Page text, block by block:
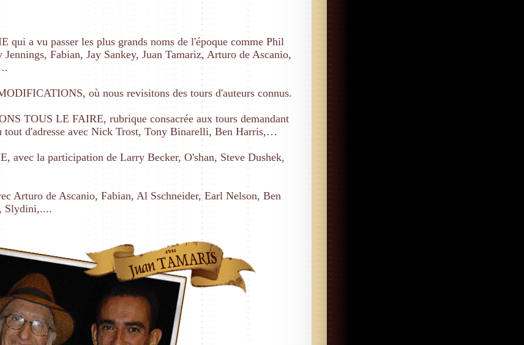
qui a vu passer les plus grands noms de l'époque comme Phil
Fabian, Jay Sankey, Juan Tamariz, Arturo de Ascanio,
où nous revisitons des tours d'auteurs connus.
TOUS LE FAIRE, rubrique consacrée aux tours demandant
tout d'adresse avec Nick Trost, Tony Binarelli, Ben Harris,…
avec la participation de Larry Becker, O'shan, Steve Dushek,
Arturo de Ascanio, Fabian, Al Sschneider, Earl Nelson, Ben
Slydini,....